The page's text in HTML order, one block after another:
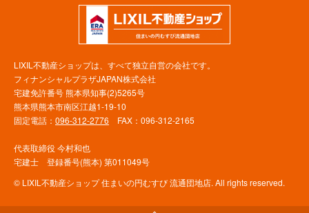
LIXIL不動産ショップは、すべて独立自営の会社です。
フィナンシャルプラザJAPAN株式会社
宅建免許番号 熊本県知事(2)5265号
熊本県熊本市南区江越1-19-10
固定電話： 096-312-2776 FAX：096-312-2165
代表取締役 今村和也
宅建士 登録番号(熊本) 第011049号
© LIXIL不動産ショップ 住まいの円むすび 流通団地店. All rights reserved.